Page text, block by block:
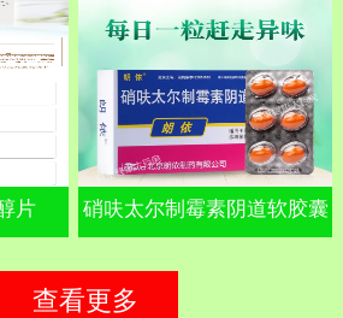
片 硝呋太尔制霉素阴道软胶囊
查看更多